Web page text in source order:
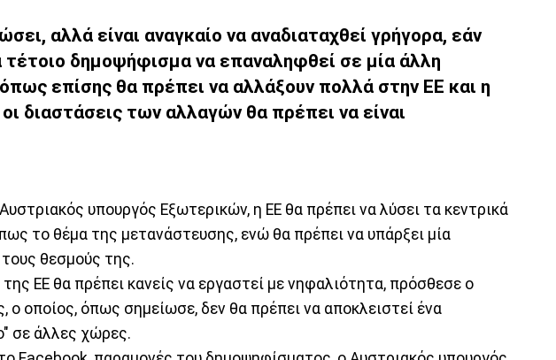
αλλά είναι αναγκαίο να αναδιαταχθεί γρήγορα, εάν
τέτοιο δημοψήφισμα να επαναληφθεί σε μία άλλη
επίσης θα πρέπει να αλλάξουν πολλά στην ΕΕ και η
διαστάσεις των αλλαγών θα πρέπει να είναι
υπουργός Εξωτερικών, η ΕΕ θα πρέπει να λύσει τα κεντρικά
το θέμα της μετανάστευσης, ενώ θα πρέπει να υπάρξει μία
θεσμούς της.
της ΕΕ θα πρέπει κανείς να εργαστεί με νηφαλιότητα, πρόσθεσε ο
ο οποίος, όπως σημείωσε, δεν θα πρέπει να αποκλειστεί ένα
σε άλλες χώρες.